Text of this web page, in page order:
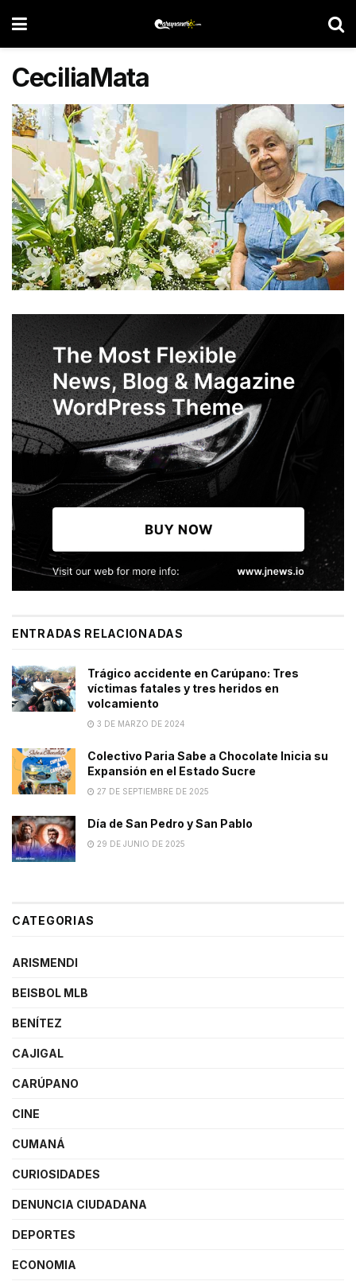
CeciliaMata
ENTRADAS RELACIONADAS
Trágico accidente en Carúpano: Tres
víctimas fatales y tres heridos en
volcamiento
3 DE MARZO DE 2024
Colectivo Paria Sabe a Chocolate Inicia su
Expansión en el Estado Sucre
27 DE SEPTIEMBRE DE 2025
Día de San Pedro y San Pablo
29 DE JUNIO DE 2025
CATEGORIAS
ARISMENDI
BEISBOL MLB
BENÍTEZ
CAJIGAL
CARÚPANO
CINE
CUMANÁ
CURIOSIDADES
DENUNCIA CIUDADANA
DEPORTES
ECONOMIA